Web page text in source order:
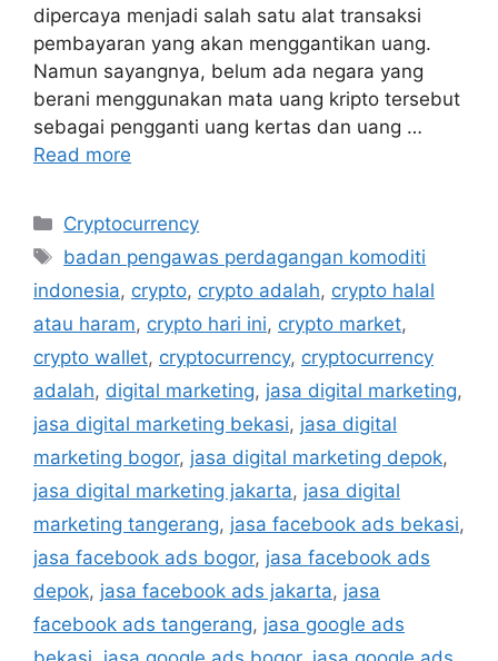
dipercaya menjadi salah satu alat transaksi
pembayaran yang akan menggantikan uang.
Namun sayangnya, belum ada negara yang
berani menggunakan mata uang kripto tersebut
sebagai pengganti uang kertas dan uang …
Read more
Cryptocurrency
badan pengawas perdagangan komoditi
indonesia, crypto, crypto adalah, crypto halal
atau haram, crypto hari ini, crypto market,
crypto wallet, cryptocurrency, cryptocurrency
adalah, digital marketing, jasa digital marketing,
jasa digital marketing bekasi, jasa digital
marketing bogor, jasa digital marketing depok,
jasa digital marketing jakarta, jasa digital
marketing tangerang, jasa facebook ads bekasi,
jasa facebook ads bogor, jasa facebook ads
depok, jasa facebook ads jakarta, jasa
facebook ads tangerang, jasa google ads